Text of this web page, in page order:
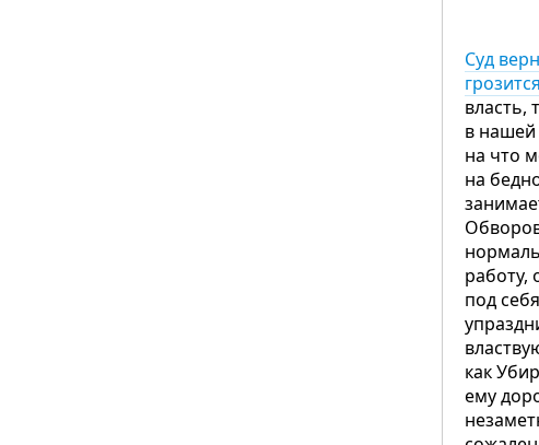
Суд
власть,
в нашей
на что
на
работу,
под
как
ему